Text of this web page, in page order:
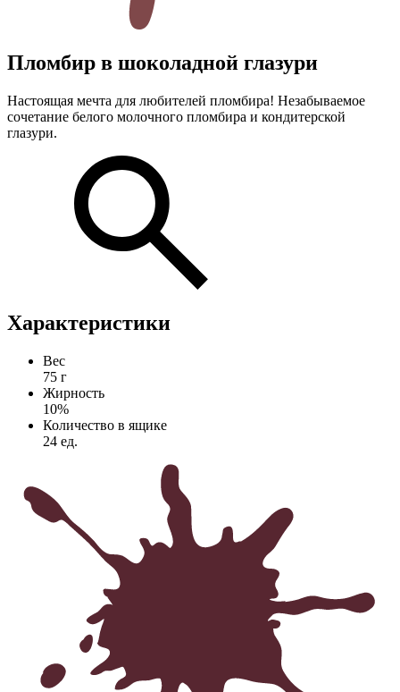
Пломбир в шоколадной глазури
Настоящая мечта для любителей пломбира! Незабываемое
сочетание белого молочного пломбира и кондитерской
глазури.
Характеристики
Вес
75 г
Жирность
10%
Количество в ящике
24 ед.